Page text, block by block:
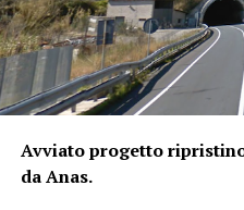
Avviato progetto
da Anas.